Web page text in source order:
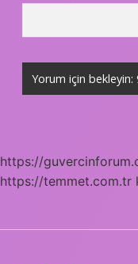
https://
https://temmet.com.tr